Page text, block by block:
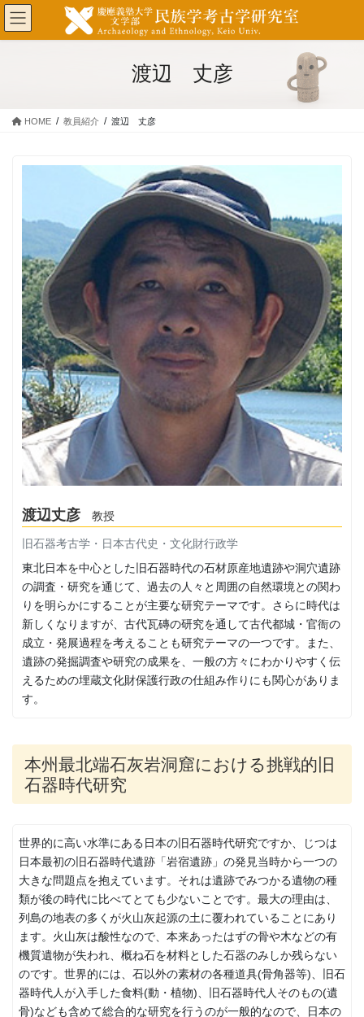
コ
ン
テ
ナ
ビ
ゲ
渡辺 丈彦
HOME 教員紹介 渡辺 丈彦
渡辺丈彦 教授
旧石器考古学・日本古代史・文化財行政学
東北日本を中心とした旧石器時代の石材原産地遺跡や洞穴遺跡
の調査・研究を通じて、過去の人々と周囲の自然環境との関わ
りを明らかにすることが主要な研究テーマです。さらに時代は
新しくなりますが、古代瓦磚の研究を通して古代都城・官衙の
成立・発展過程を考えることも研究テーマの一つです。また、
遺跡の発掘調査や研究の成果を、一般の方々にわかりやすく伝
えるための埋蔵文化財保護行政の仕組み作りにも関心がありま
す。
本州最北端石灰岩洞窟における挑戦的旧
石器時代研究
世界的に高い水準にある日本の旧石器時代研究ですか、じつは
日本最初の旧石器時代遺跡「岩宿遺跡」の発見当時から一つの
大きな問題点を抱えています。それは遺跡でみつかる遺物の種
類が後の時代に比べてとても少ないことです。最大の理由は、
列島の地表の多くが火山灰起源の土に覆われていることにあり
ます。火山灰は酸性なので、本来あったはずの骨や木などの有
機質遺物が失われ、概ね石を材料とした石器のみしか残らない
のです。世界的には、石以外の素材の各種道具(骨角器等)、旧石
器時代人が入手した食料(動・植物)、旧石器時代人そのもの(遺
骨)なども含めて総合的な研究を行うのが一般的なので、日本の